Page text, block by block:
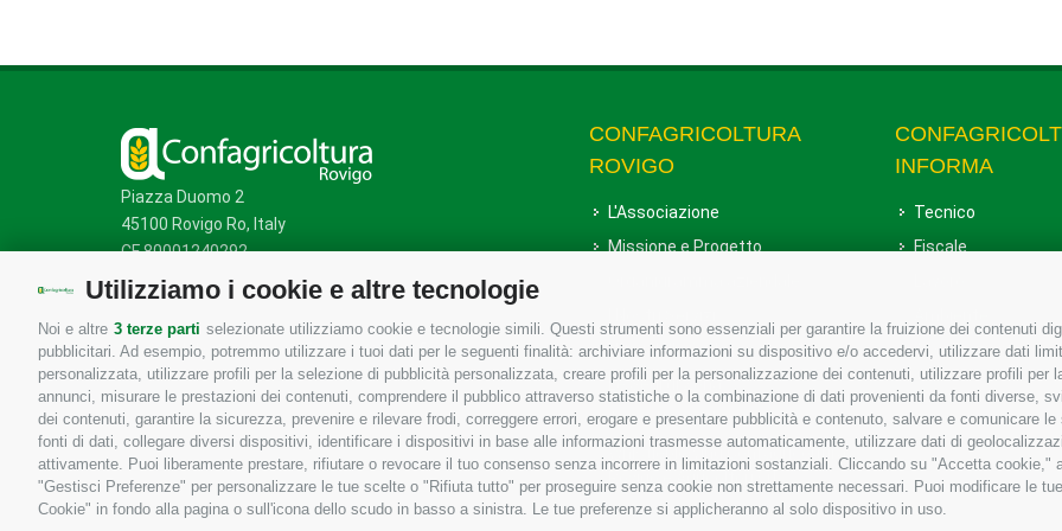
Utilizziamo i cookie e altre tecnologie
Noi e altre 3 terze parti selezionate utilizziamo cookie e tecnologie simili. Questi strumenti sono essenziali per garantire la fruizione dei contenuti
pubblicitari. Ad esempio, potremmo utilizzare i tuoi dati per le seguenti finalità: archiviare informazioni su dispositivo e/o accedervi, utilizzare dati
personalizzata, utilizzare profili per la selezione di pubblicità personalizzata, creare profili per la personalizzazione dei contenuti, utilizzare profili
annunci, misurare le prestazioni dei contenuti, comprendere il pubblico attraverso statistiche o la combinazione di dati provenienti da fonti diverse,
dei contenuti, garantire la sicurezza, prevenire e rilevare frodi, correggere errori, erogare e presentare pubblicità e contenuto, salvare e comunicare
fonti di dati, collegare diversi dispositivi, identificare i dispositivi in base alle informazioni trasmesse automaticamente, utilizzare dati di
attivamente. Puoi liberamente prestare, rifiutare o revocare il tuo consenso senza incorrere in limitazioni sostanziali. Cliccando su "Accetta
"Gestisci Preferenze" per personalizzare le tue scelte o "Rifiuta tutto" per proseguire senza cookie non strettamente necessari. Puoi modificare le
Cookie" in fondo alla pagina o sull'icona dello scudo in basso a sinistra. Le tue preferenze si applicheranno al solo dispositivo in uso.
Piazza Duomo 2
45100 Rovigo Ro, Italy
CF 80001240292
Mappa del sito/Privacy Policy /Cookie Policy
CONFAGRICOLTURA
ROVIGO
L'Associazione
Missione e Progetto
Uffici della Sede provinciale
Le Sedi di Zona
Agricoltori S.r.l.
Whistleblowing Confagricoltura
Rovigo e Agricoltori srl
INFORMA
Tecnico
Fiscale
Associazione